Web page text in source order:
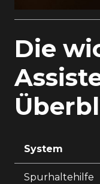
Die
System
Spurhaltehilfe